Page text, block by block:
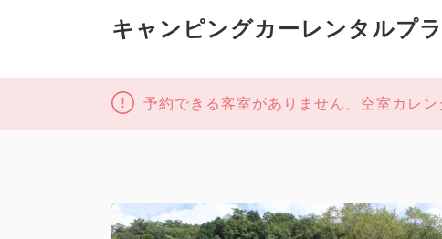
キャンピングカーレンタルプ
予約できる客室がありません、空室カレ